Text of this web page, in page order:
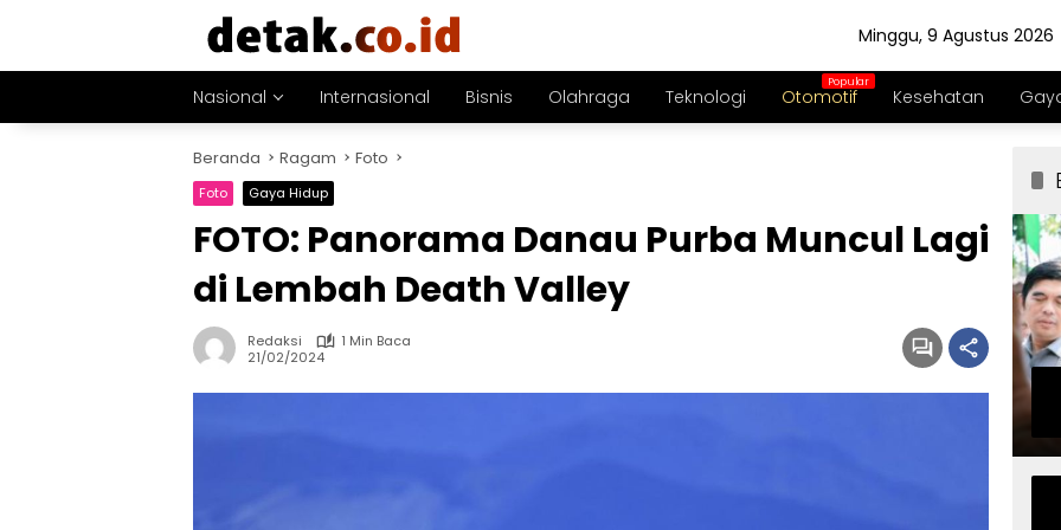
Minggu, 9 Agustus 2026
Nasional Internasional Bisnis Olahraga Teknologi Otomotif Kesehatan
Beranda Ragam Foto
Foto Gaya Hidup
FOTO: Panorama Danau Purba Muncul Lagi
di Lembah Death Valley
Redaksi
1 Min Baca
21/02/2024